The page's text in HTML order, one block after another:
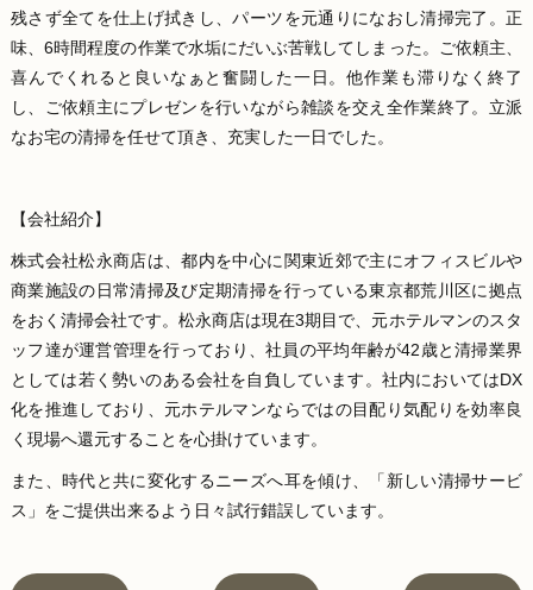
残さず全てを仕上げ拭きし、パーツを元通りになおし清掃完了。正
味、6時間程度の作業で水垢にだいぶ苦戦してしまった。ご依頼主、
喜んでくれると良いなぁと奮闘した一日。他作業も滞りなく終了
し、ご依頼主にプレゼンを行いながら雑談を交え全作業終了。立派
なお宅の清掃を任せて頂き、充実した一日でした。
【会社紹介】
株式会社松永商店は、都内を中心に関東近郊で主にオフィスビルや
商業施設の日常清掃及び定期清掃を行っている東京都荒川区に拠点
をおく清掃会社です。松永商店は現在3期目で、元ホテルマンのスタ
ッフ達が運営管理を行っており、社員の平均年齢が42歳と清掃業界
としては若く勢いのある会社を自負しています。社内においてはDX
化を推進しており、元ホテルマンならではの目配り気配りを効率良
く現場へ還元することを心掛けています。
また、時代と共に変化するニーズへ耳を傾け、「新しい清掃サービ
ス」をご提供出来るよう日々試行錯誤しています。